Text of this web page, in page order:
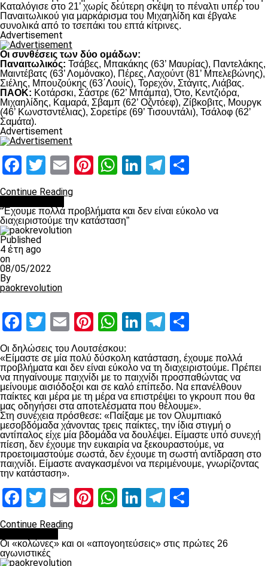
Καταλόγισε στο 21’ χωρίς δεύτερη σκέψη το πέναλτι υπέρ του
Παναιτωλικού για μαρκάρισμα του Μιχαηλίδη και έβγαλε
συνολικά από το τσεπάκι του επτά κίτρινες.
Advertisement
Οι συνθέσεις των δύο ομάδων:
Παναιτωλικός: Τσάβες, Μπακάκης (63’ Μαυρίας), Παντελάκης,
Μαιντέβατς (63’ Λομόνακο), Πέρες, Λαχούντ (81’ Μπελεβώνης),
Σιέλης, Μπουζούκης (63΄Λουίς), Τορεχόν, Στάγιτς, Λιάβας.
ΠΑΟΚ: Κοτάρσκι, Σάστρε (62’ Μπάμπα), Ότο, Κεντζιόρα,
Μιχαηλίδης, Καμαρά, Σβαμπ (62’ Οζντόεφ), Ζίβκοβιτς, Μουργκ
(46’ Κωνστσντέλιας), Σορετίρε (69’ Τισουντάλι), Τσάλοφ (62’
Σαμάτα).
Advertisement
Facebook
Twitter
EmailPinterest
WhatsApp
LinkedIn
Telegram
Continue Reading
“Έχουμε πολλά προβλήματα και δεν είναι εύκολο να
διαχειριστούμε την κατάσταση”
Published
4 έτη ago
on
08/05/2022
By
paokrevolution
Facebook
Twitter
EmailPinterest
WhatsApp
LinkedIn
Telegram
Οι δηλώσεις του Λουτσέσκου:
«Είμαστε σε μία πολύ δύσκολη κατάσταση, έχουμε πολλά
προβλήματα και δεν είναι εύκολο να τη διαχειριστούμε. Πρέπει
να πηγαίνουμε παιχνίδι με το παιχνίδι προσπαθώντας να
μείνουμε αισιόδοξοι και σε καλό επίπεδο. Να επανέλθουν
παίκτες και μέρα με τη μέρα να επιστρέψει το γκρουπ που θα
μας οδηγήσει στα αποτελέσματα που θέλουμε».
Στη συνέχεια πρόσθεσε: «Παίξαμε με τον Ολυμπιακό
μεσοβδόμαδα χάνοντας τρεις παίκτες, την ίδια στιγμή ο
αντίπαλος είχε μία βδομάδα να δουλέψει. Είμαστε υπό συνεχή
πίεση, δεν έχουμε την ευκαιρία να ξεκουραστούμε, να
προετοιμαστούμε σωστά, δεν έχουμε τη σωστή αντίδραση στο
παιχνίδι. Είμαστε αναγκασμένοι να περιμένουμε, γνωρίζοντας
την κατάσταση».
Facebook
Twitter
EmailPinterest
WhatsApp
LinkedIn
Telegram
Continue Reading
Οι «κολώνες» και οι «απογοητεύσεις» στις πρώτες 26
αγωνιστικές